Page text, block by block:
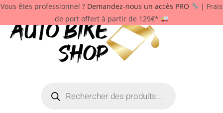
Vous êtes professionnel ? Demandez-nous un accès PRO
| Frais
de port offert à partir de 129€*